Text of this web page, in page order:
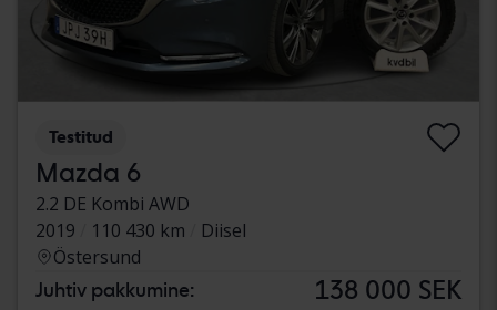
Testitud
Mazda 6
2.2 DE Kombi AWD
2019
110 430 km
Diisel
Östersund
Juhtiv pakkumine: 138 000 SEK